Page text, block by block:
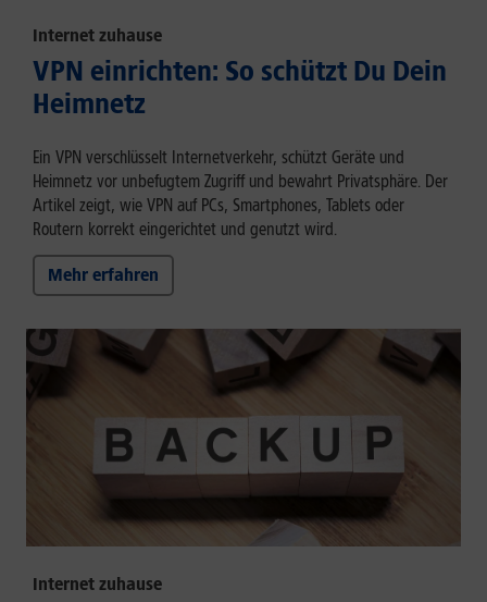
Internet zuhause
VPN einrichten: So schützt Du Dein
Heimnetz
Ein VPN verschlüsselt Internetverkehr, schützt Geräte und
Heimnetz vor unbefugtem Zugriff und bewahrt Privatsphäre. Der
Artikel zeigt, wie VPN auf PCs, Smartphones, Tablets oder
Routern korrekt eingerichtet und genutzt wird.
Mehr erfahren
Internet zuhause